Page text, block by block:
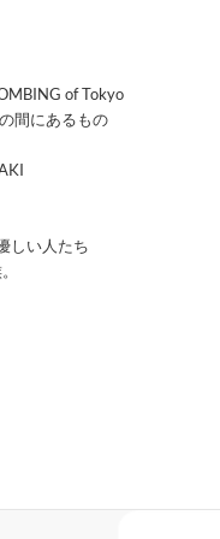
of Tokyo
間にあるもの
しい人たち